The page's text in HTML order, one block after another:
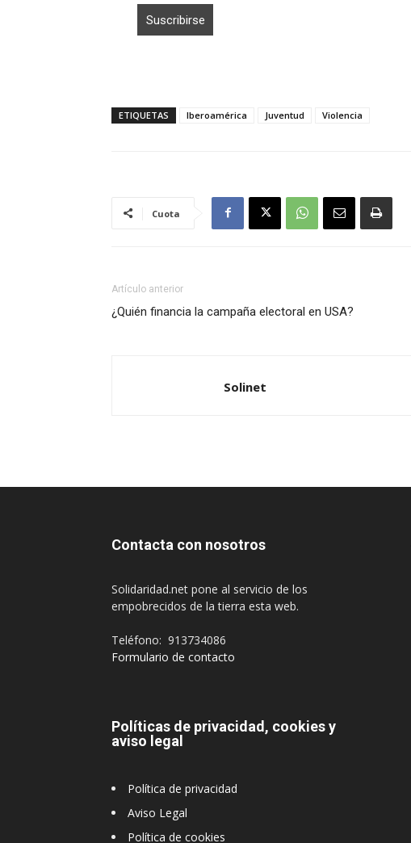
ETIQUETAS Iberoamérica Juventud Violencia
Cuota
Artículo anterior
¿Quién financia la campaña electoral en USA?
Solinet
Contacta con nosotros
Solidaridad.net pone al servicio de los
empobrecidos de la tierra esta web.
Teléfono: 913734086
Formulario de contacto
Políticas de privacidad, cookies y
aviso legal
Política de privacidad
Aviso Legal
Política de cookies